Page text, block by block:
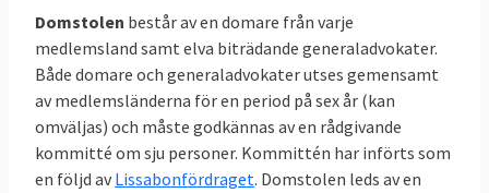
kommissionens beslut och Tribunalens dom
att inte lämna ut viss inlaga som lämnats in
inför domstolsförhandling innan
förhandlingarna startat
18 december 2007Sverige vann
Överklagan för att upphäva EU-
Domstolen består av en domare från varje
medlemsland samt elva biträdande generaladvokater.
Både domare och generaladvokater utses gemensamt
av medlemsländerna för en period på sex år (kan
omväljas) och måste godkännas av en rådgivande
kommitté om sju personer. Kommittén har införts som
en följd av Lissabonfördraget. Domstolen leds av en